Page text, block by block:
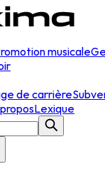
musicale
de carrière
Lexique